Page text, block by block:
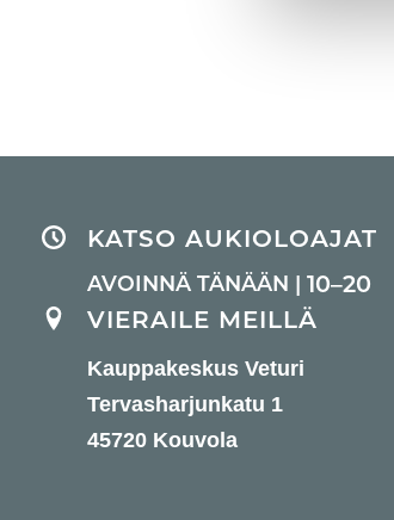
KATSO AUKIOLOAJAT
AVOINNÄ TÄNÄÄN | 10–20
VIERAILE MEILLÄ
Kauppakeskus Veturi
Tervasharjunkatu 1
45720 Kouvola